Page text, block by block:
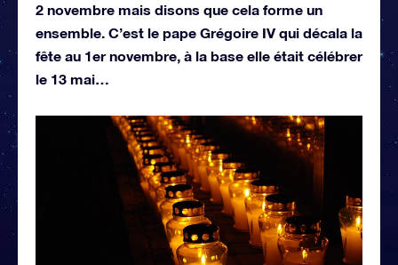
2 novembre mais disons que cela forme un
ensemble. C’est le pape Grégoire IV qui décala la
fête au 1er novembre, à la base elle était célébrer
le 13 mai…